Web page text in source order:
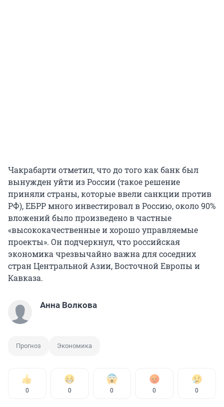
Чакрабарти отметил, что до того как банк был
вынужден уйти из России (такое решение
приняли страны, которые ввели санкции против
РФ), ЕБРР много инвестировал в Россию, около 90%
вложений было произведено в частные
«высококачественные и хорошо управляемые
проекты». Он подчеркнул, что российская
экономика чрезвычайно важна для соседних
стран Центральной Азии, Восточной Европы и
Кавказа.
Анна Волкова
Прогноз Экономика
0 0 0 0 0